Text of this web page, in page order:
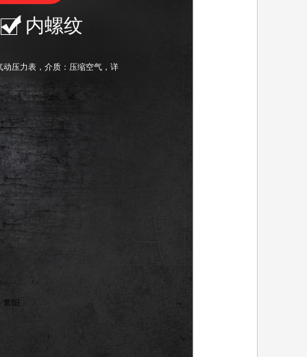
内螺纹
压力表，介质：压缩空气， 详